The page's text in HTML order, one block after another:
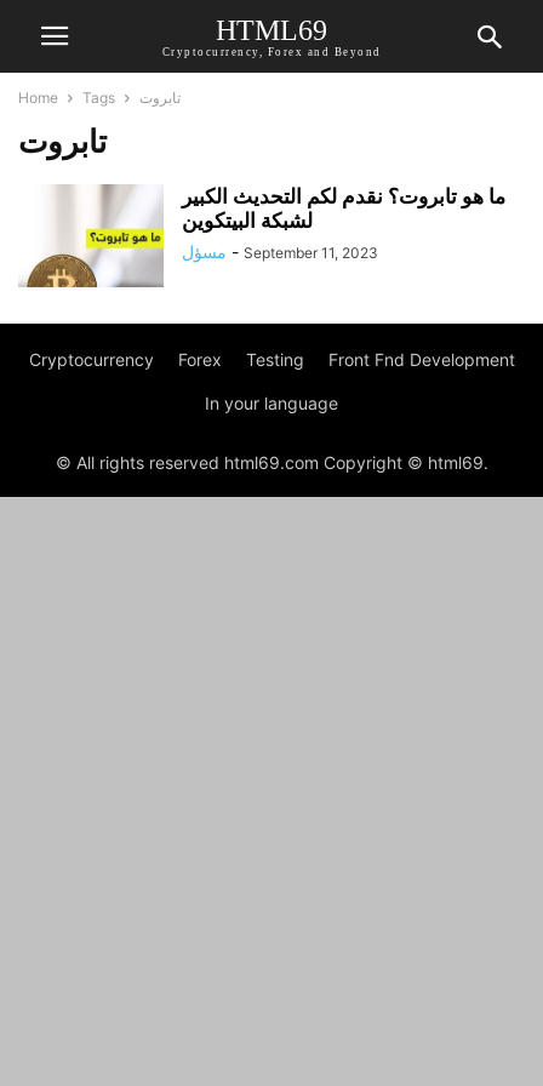
HTML69
Cryptocurrency, Forex and Beyond
Home Tags تابروت
تابروت
ما هو تابروت؟ نقدم لكم التحديث الكبير
لشبكة البيتكوين
مسؤل - September 11, 2023
Cryptocurrency Forex Testing Front Fnd Development
In your language
© All rights reserved html69.com Copyright © html69.